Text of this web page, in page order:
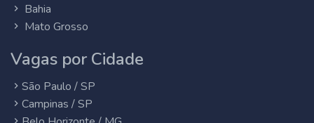
Bahia
Mato Grosso
Vagas por Cidade
São Paulo / SP
Campinas / SP